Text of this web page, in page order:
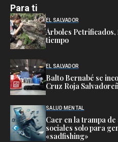
Para ti
EL SALVADOR
Árboles
tiempo
EL SALVADOR
Balto Bernabé se
Cruz Roja
SALUD MENTAL
Caer en la trampa
sociales solo para
«sadfishing»